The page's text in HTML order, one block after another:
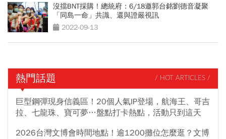
沒擋BNT採購！總統府：6/18邀郭台銘劉德音凝聚
「同島一命」共識、還與證嚴視訊
2022-09-13
熱門話題 / HOT ARTICLES /
巨型鋼彈現身信義區！20個人氣IP登場，航海王、哥吉
拉、七龍珠、寶可夢…盤點打卡熱點，活動只到這天
2026台灣文博會時間地點！逾1200攤位怎麼逛？文博